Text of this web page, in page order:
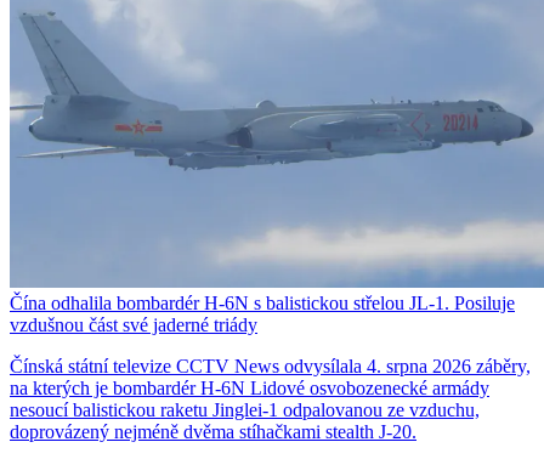
Čína odhalila bombardér H-6N s balistickou střelou JL-1. Posiluje
vzdušnou část své jaderné triády
Čínská státní televize CCTV News odvysílala 4. srpna 2026 záběry,
na kterých je bombardér H-6N Lidové osvobozenecké armády
nesoucí balistickou raketu Jinglei-1 odpalovanou ze vzduchu,
doprovázený nejméně dvěma stíhačkami stealth J-20.